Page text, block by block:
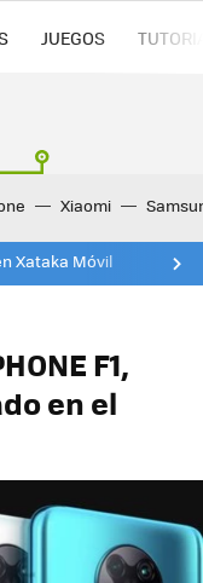
JUEGOS
Xiaomi
Xataka Móvil
F1,
en el